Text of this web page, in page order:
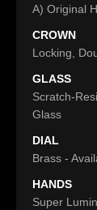
A) Original
CROWN
Locking,
GLASS
Scratch-
Glass
DIAL
Brass -
HANDS
Super